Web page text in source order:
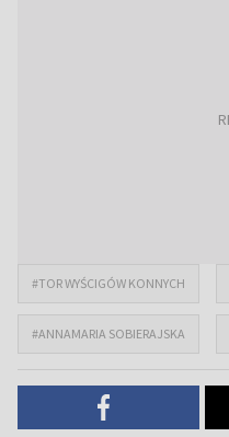
#TOR WYŚCIGÓW KONNYCH
#ANNAMARIA SOBIERAJSKA